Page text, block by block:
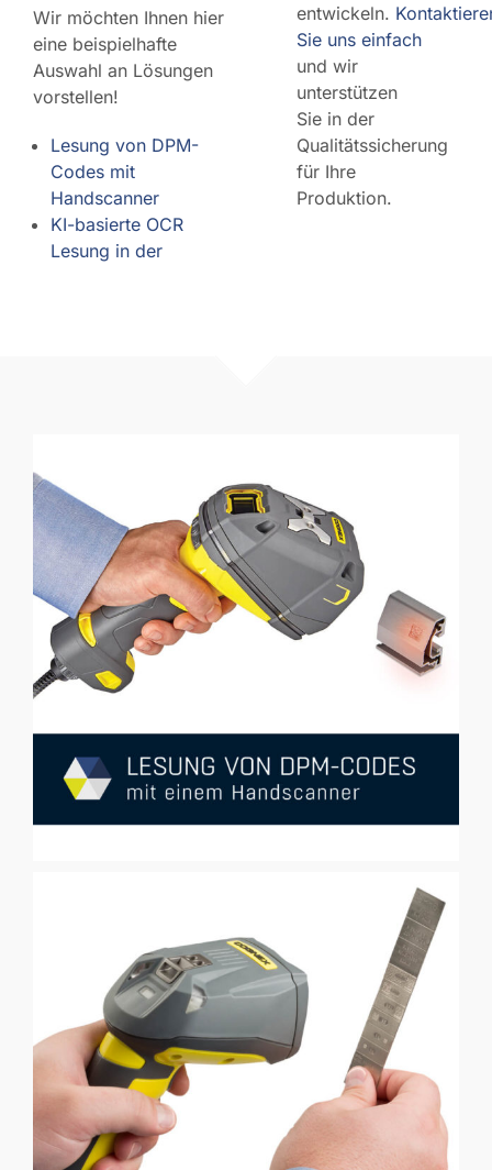
Wir möchten Ihnen hier
eine beispielhafte
Auswahl an Lösungen
vorstellen!
Lesung von DPM-
Codes mit
Handscanner
KI-basierte OCR
Lesung in der
entwickeln.
Sie uns einfach
und wir
unterstützen
Sie in der
Qualitätssicherung
für Ihre
Produktion.